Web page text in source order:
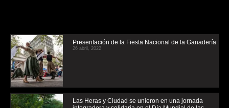
Presentación de la Fiesta Nacional de la Ganadería
26 abril, 2022
Las Heras y Ciudad se unieron en una jornada